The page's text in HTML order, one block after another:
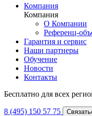
Компания
Компания
О Компании
Референц-
Гарантия и сервис
Наши партнеры
Обучение
Новости
Контакты
Бесплатно для всех
8 (495) 150 57 75